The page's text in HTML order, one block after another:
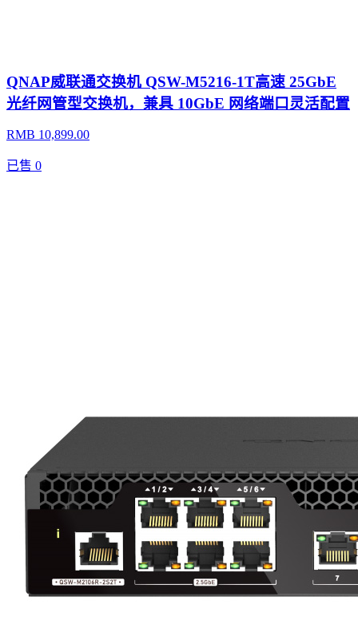
QNAP威联通交换机 QSW-M5216-1T高速 25GbE
光纤网管型交换机，兼具 10GbE 网络端口灵活配置
RMB 10,899.00
已售 0